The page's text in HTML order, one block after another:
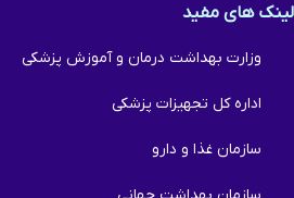
لینک های مفید
وزارت بهداشت درمان و آموزش پزشکی
اداره کل تجهیزات پزشکی
سازمان غذا و دارو